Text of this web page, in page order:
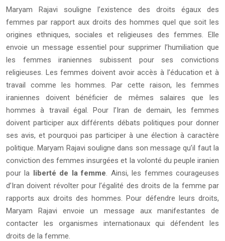
Maryam Rajavi souligne l’existence des droits égaux des
femmes par rapport aux droits des hommes quel que soit les
origines ethniques, sociales et religieuses des femmes. Elle
envoie un message essentiel pour supprimer l’humiliation que
les femmes iraniennes subissent pour ses convictions
religieuses. Les femmes doivent avoir accès à l’éducation et à
travail comme les hommes. Par cette raison, les femmes
iraniennes doivent bénéficier de mêmes salaires que les
hommes à travail égal. Pour l’Iran de demain, les femmes
doivent participer aux différents débats politiques pour donner
ses avis, et pourquoi pas participer à une élection à caractère
politique. Maryam Rajavi souligne dans son message qu’il faut la
conviction des femmes insurgées et la volonté du peuple iranien
pour la liberté de la femme. Ainsi, les femmes courageuses
d’Iran doivent révolter pour l’égalité des droits de la femme par
rapports aux droits des hommes. Pour défendre leurs droits,
Maryam Rajavi envoie un message aux manifestantes de
contacter les organismes internationaux qui défendent les
droits de la femme.